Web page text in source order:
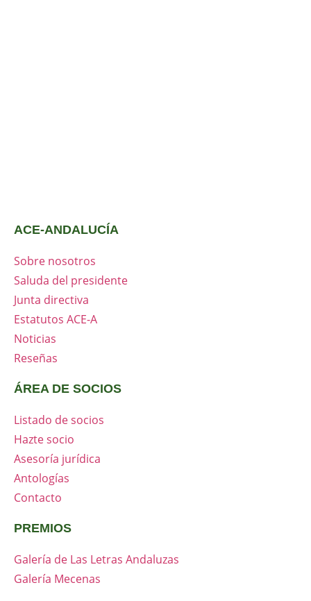
ACE-ANDALUCÍA
Sobre nosotros
Saluda del presidente
Junta directiva
Estatutos ACE-A
Noticias
Reseñas
ÁREA DE SOCIOS
Listado de socios
Hazte socio
Asesoría jurídica
Antologías
Contacto
PREMIOS
Galería de Las Letras Andaluzas
Galería Mecenas